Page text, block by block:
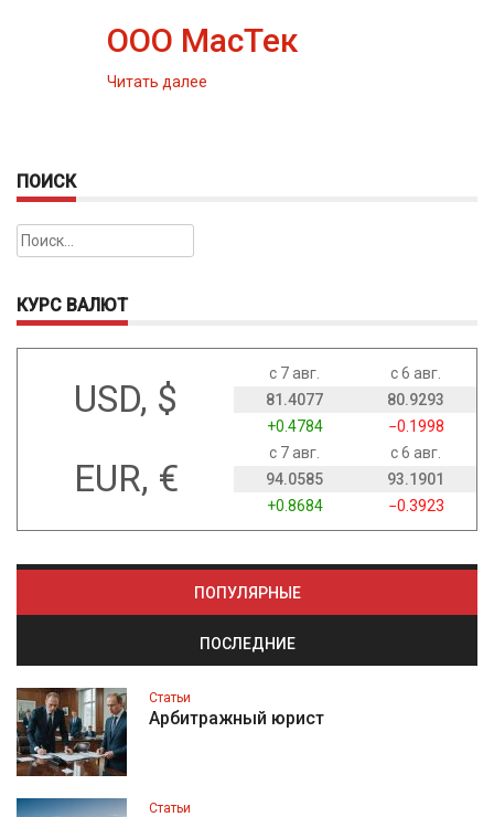
ООО МасТек
Читать далее
ПОИСК
Найти:
КУРС ВАЛЮТ
USD, $
с 7 авг.
с 6 авг.
81.4077
80.9293
+0.4784
−0.1998
EUR, €
с 7 авг.
с 6 авг.
94.0585
93.1901
+0.8684
−0.3923
ПОПУЛЯРНЫЕ
ПОСЛЕДНИЕ
Статьи
Арбитражный юрист
Статьи